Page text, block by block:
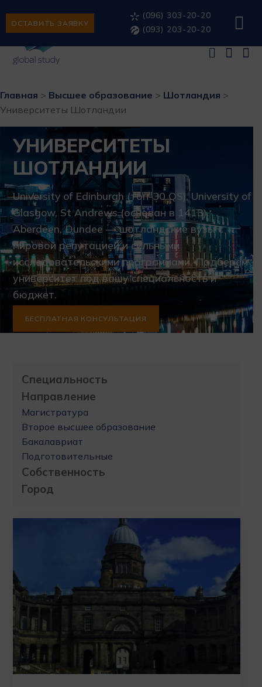
ОСТАВИТЬ ЗАЯВКУ
(096) 303-20-20
(093) 203-20-20
Главная > Высшее образование > Шотландия >
Университеты Шотландии
УНИВЕРСИТЕТЫ
ШОТЛАНДИИ
University of Edinburgh (топ-30 QS), University of
Glasgow, St Andrews (основан в 1413),
Aberdeen, Dundee — шотландские вузы с
мировой репутацией и сильными
исследовательскими программами. Подберём
университет под вашу специальность и
бюджет.
БЕСПЛАТНАЯ КОНСУЛЬТАЦИЯ
Специальность
Направление
Магистратура
Второе высшее образование
Бакалавриат
Подготовительные
Собственность
Город